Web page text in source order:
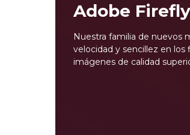
Adobe Firefly
Nuestra familia de nuevos
velocidad y sencillez en
imágenes de calidad